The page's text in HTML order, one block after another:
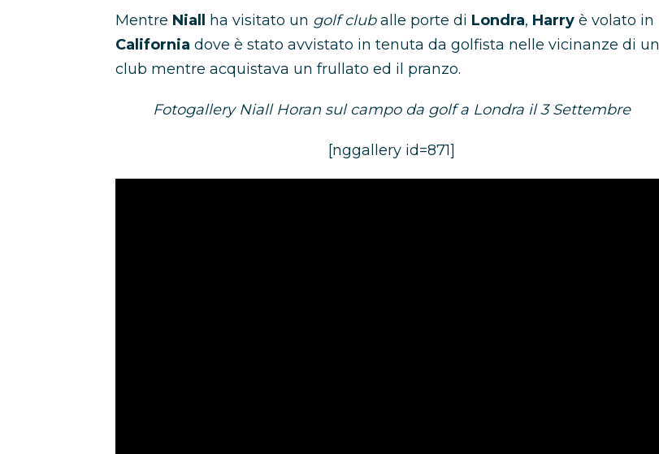
Mentre Niall ha visitato un golf cluballe porte di Londra, Harry è volato in
California dove è stato avvistato in tenuta da golfista nelle vicinanze di un
club mentre acquistava un frullato ed il pranzo.
Fotogallery Niall Horan sul campo da golf a Londra il 3 Settembre
[nggallery id=871]